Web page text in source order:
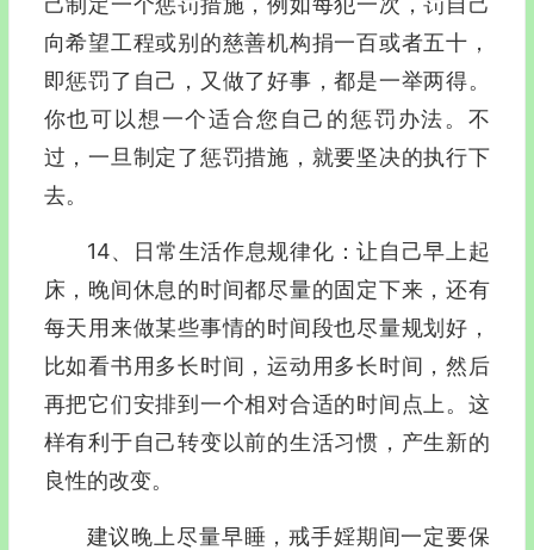
向希望工程或别的慈善机构捐一百或者五十，
即惩罚了自己，又做了好事，都是一举两得。
你也可以想一个适合您自己的惩罚办法。不
过，一旦制定了惩罚措施，就要坚决的执行下
去。
14、日常生活作息规律化：让自己早上起
床，晚间休息的时间都尽量的固定下来，还有
每天用来做某些事情的时间段也尽量规划好，
比如看书用多长时间，运动用多长时间，然后
再把它们安排到一个相对合适的时间点上。这
样有利于自己转变以前的生活习惯，产生新的
良性的改变。
建议晚上尽量早睡，戒手婬期间一定要保